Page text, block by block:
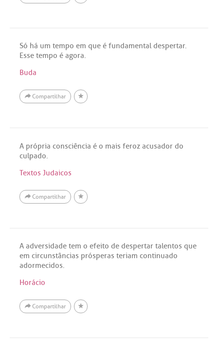
Só há um tempo em que é fundamental despertar.
Esse tempo é agora.
Buda
Compartilhar
A própria consciência é o mais feroz acusador do
culpado.
Textos Judaicos
Compartilhar
A adversidade tem o efeito de despertar talentos que
em circunstâncias prósperas teriam continuado
adormecidos.
Horácio
Compartilhar